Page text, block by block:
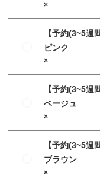
×
【予約(3~5週
ピンク
×
【予約(3~5週
ベージュ
×
【予約(3~5週
ブラウン
×